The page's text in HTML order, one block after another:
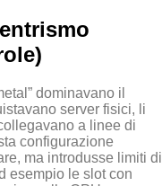
dominavano il
server fisici, li
a linee di
configurazione
ma introdusse limiti di
esempio le slot con